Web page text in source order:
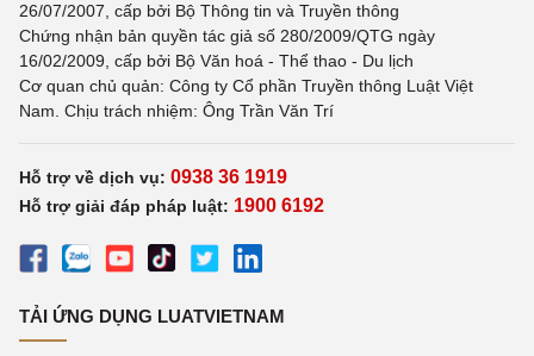
26/07/2007, cấp bởi Bộ Thông tin và Truyền thông
Chứng nhận bản quyền tác giả số 280/2009/QTG ngày
16/02/2009, cấp bởi Bộ Văn hoá - Thể thao - Du lịch
Cơ quan chủ quản: Công ty Cổ phần Truyền thông Luật Việt
Nam. Chịu trách nhiệm: Ông Trần Văn Trí
Hỗ trợ về dịch vụ: 0938 36 1919
Hỗ trợ giải đáp pháp luật: 1900 6192
TẢI ỨNG DỤNG LUATVIETNAM